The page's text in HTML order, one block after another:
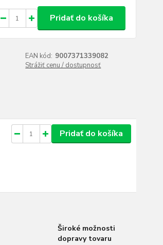
Pridať do košíka
EAN kód: 9007371339082
Strážiť cenu / dostupnosť
Pridať do košíka
Široké možnosti
dopravy tovaru